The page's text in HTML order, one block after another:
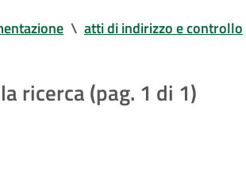
\ atti di indirizzo e controllo
ricerca (pag. 1 di 1)